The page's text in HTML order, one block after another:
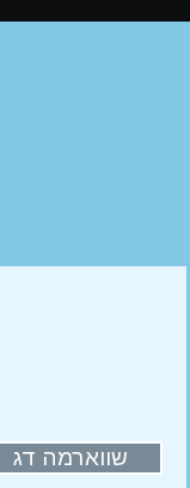
שווארמה דג